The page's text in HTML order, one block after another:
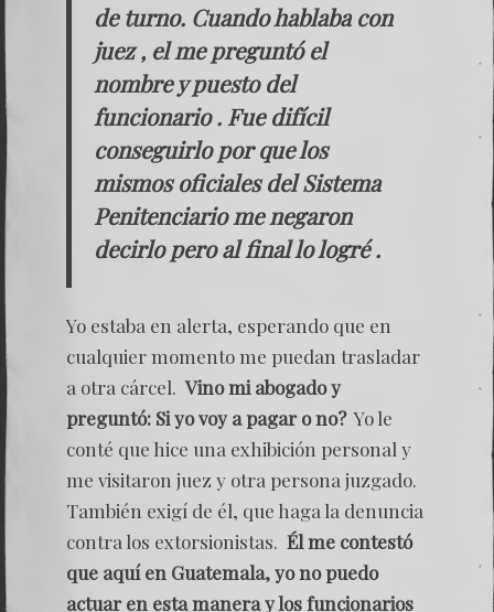
de turno. Cuando hablaba con
juez , el me preguntó el
nombre y puesto del
funcionario . Fue difícil
conseguirlo por que los
mismos oficiales del Sistema
Penitenciario me negaron
decirlo pero al final lo logré .
Yo estaba en alerta, esperando que en
cualquier momento me puedan trasladar
a otra cárcel. Vino mi abogado y
preguntó: Si yo voy a pagar o no?Yo le
conté que hice una exhibición personal y
me visitaron juez y otra persona juzgado.
También exigí de él, que haga la denuncia
contra los extorsionistas. Él me contestó
que aquí en Guatemala, yo no puedo
actuar en esta manera y los funcionarios